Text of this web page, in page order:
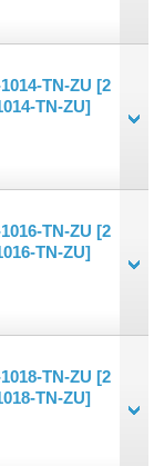
TN-ZU [2
TN-ZU]
TN-ZU [2
TN-ZU]
TN-ZU [2
TN-ZU]